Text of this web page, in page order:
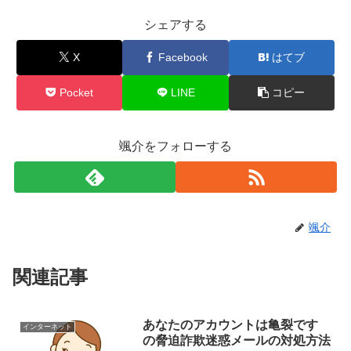
シェアする
X Facebook はてブ
Pocket LINE コピー
颯介をフォローする
颯介
関連記事
インターネット
あなたのアカウントは亀裂です
の脅迫詐欺迷惑メールの対処方法